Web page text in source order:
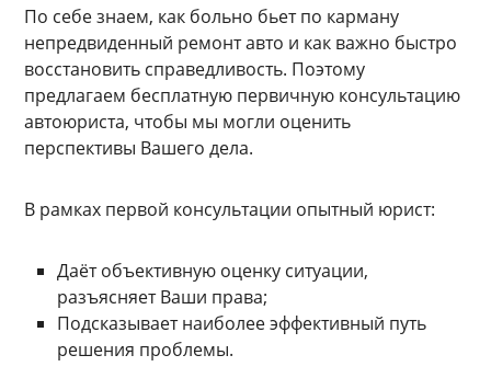
По себе знаем, как больно бьет по карману
непредвиденный ремонт авто и как важно быстро
восстановить справедливость. Поэтому
предлагаем бесплатную первичную консультацию
автоюриста, чтобы мы могли оценить
перспективы Вашего дела.
В рамках первой консультации опытный юрист:
Даёт объективную оценку ситуации,
разъясняет Ваши права;
Подсказывает наиболее эффективный путь
решения проблемы.